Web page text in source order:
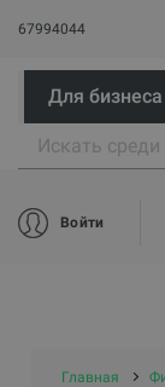
67994044
Для бизнеса
Войти
Главная